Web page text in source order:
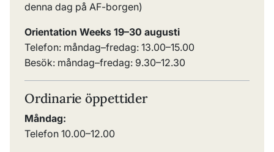
denna dag på AF-borgen)
Orientation Weeks 19–30 augusti
Telefon: måndag–fredag: 13.00–15.00
Besök: måndag–fredag: 9.30–12.30
Ordinarie öppettider
Måndag:
Telefon 10.00–12.00